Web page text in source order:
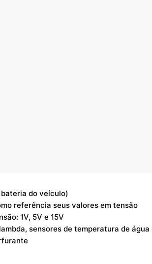
do veículo)
referência seus valores em tensão
1V, 5V e 15V
sensores de temperatura de